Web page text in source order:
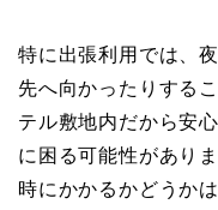
特に出張利用では、
先へ向かったりする
テル敷地内だから安
に困る可能性があり
時にかかるかどうか